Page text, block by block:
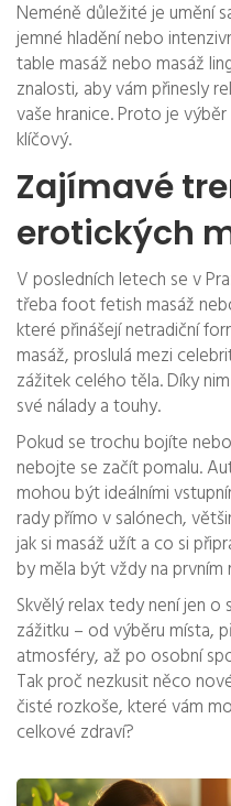
Neméně důležité je umění
jemné hladění nebo
table masáž nebo masáž
znalosti, aby vám přinesly
vaše hranice. Proto je
klíčový.
Zajímavé
erotických
V posledních letech se v
třeba foot fetish masáž
které přinášejí netradiční
masáž, proslulá mezi
zážitek celého těla. Díky
své nálady a touhy.
Pokud se trochu bojíte
nebojte se začít pomalu.
mohou být ideálními
rady přímo v salónech,
jak si masáž užít a co si
by měla být vždy na prvním
Skvělý relax tedy není jen
zážitku – od výběru místa,
atmosféry, až po osobní
Tak proč nezkusit něco
čisté rozkoše, které vám
celkové zdraví?